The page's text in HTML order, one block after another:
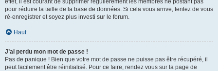
effet, il est courant de supprimer régulièrement les membres ne postant pas
pour réduire la taille de la base de données. Si cela vous arrive, tentez de vous
ré-enregistrer et soyez plus investi sur le forum.
Haut
J’ai perdu mon mot de passe !
Pas de panique ! Bien que votre mot de passe ne puisse pas être récupéré, il
peut facilement être réinitialisé. Pour ce faire, rendez vous sur la page de